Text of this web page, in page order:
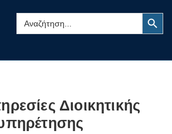
Search
for:
Search Button
Διοικητικής